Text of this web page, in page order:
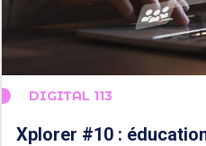
DIGITAL 113
Xplorer #10 :